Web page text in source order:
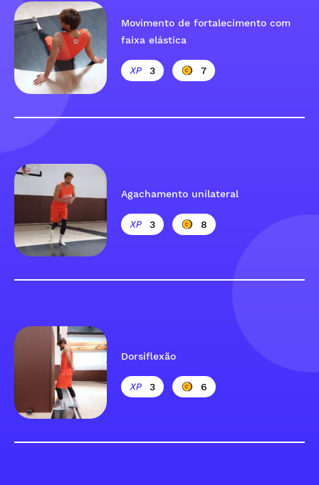
Movimento de fortalecimento com
faixa elástica
3 7
Agachamento unilateral
3 8
Dorsiflexão
3 6